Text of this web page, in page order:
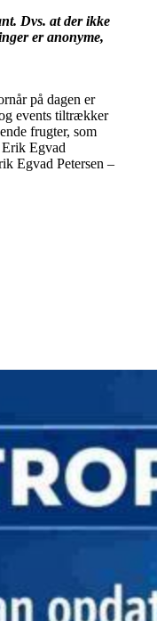
Dvs. at der ikke
er anonyme,
på dagen er
events tiltrækker
frugter, som
Egvad
Egvad Petersen –